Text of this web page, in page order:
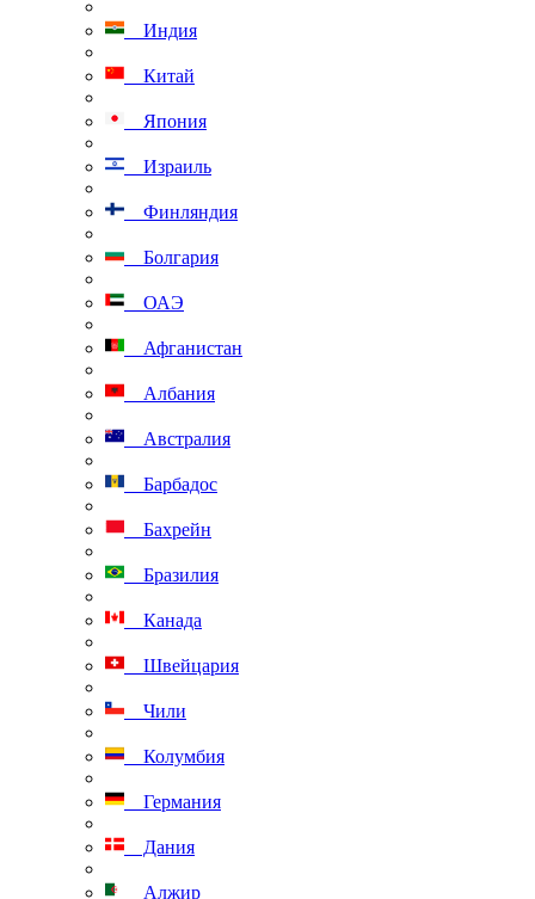
Индия
Китай
Япония
Израиль
Финляндия
Болгария
ОАЭ
Афганистан
Албания
Австралия
Барбадос
Бахрейн
Бразилия
Канада
Швейцария
Чили
Колумбия
Германия
Дания
Алжир